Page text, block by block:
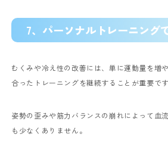
7、パーソナルトレーニング
むくみや冷え性の改善には、単に運動量を増
合ったトレーニングを継続することが重要です
姿勢の歪みや筋力バランスの崩れによって血
も少なくありません。